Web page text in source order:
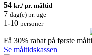
54 kr./ pr. måltid
7 dag(e) pr. uge
1-10 personer
Få 30% rabat på første
Se måltidskassen